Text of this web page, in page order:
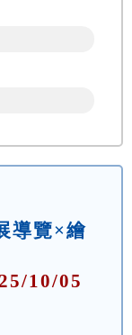
導覽×繪
10/05